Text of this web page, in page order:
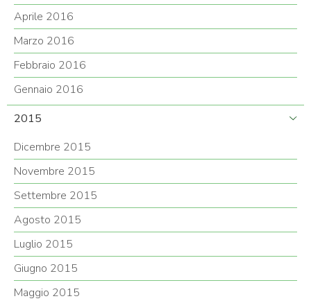
Aprile 2016
Marzo 2016
Febbraio 2016
Gennaio 2016
2015
Dicembre 2015
Novembre 2015
Settembre 2015
Agosto 2015
Luglio 2015
Giugno 2015
Maggio 2015